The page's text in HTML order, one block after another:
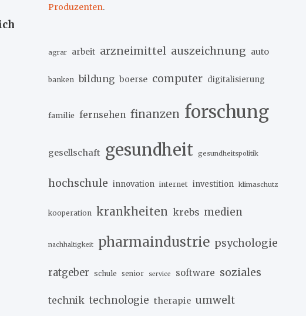
Produzenten.
agrar arbeit arzneimittel auszeichnung auto
banken bildung boerse computer digitalisierung
familie fernsehen finanzen forschung
gesellschaft gesundheit gesundheitspolitik
hochschule innovation internet investition klimaschutz
kooperation krankheiten krebs medien
nachhaltigkeit pharmaindustrie psychologie
ratgeber schule senior service software soziales
technik technologie therapie umwelt